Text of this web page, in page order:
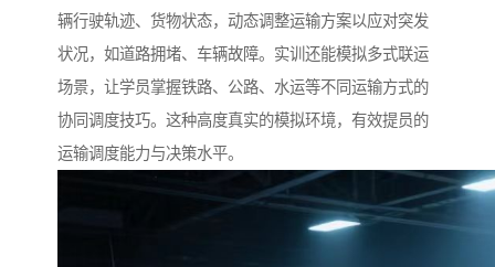
辆行驶轨迹、货物状态，动态调整运输方案以应对突发
状况，如道路拥堵、车辆故障。实训还能模拟多式联运
场景，让学员掌握铁路、公路、水运等不同运输方式的
协同调度技巧。这种高度真实的模拟环境，有效提员的
运输调度能力与决策水平。